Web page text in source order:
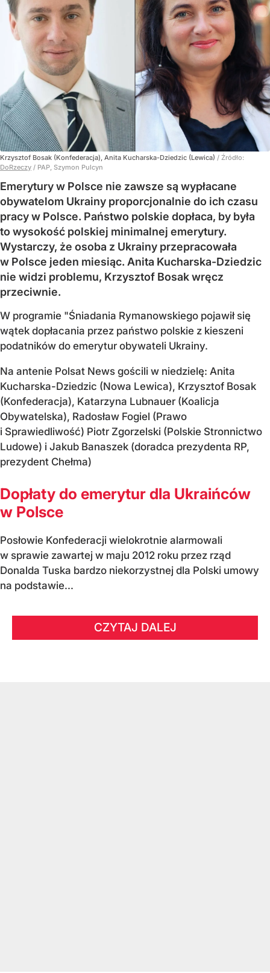
Krzysztof Bosak (Konfederacja), Anita Kucharska-Dziedzic (Lewica) / Źródło:
DoRzeczy / PAP, Szymon Pulcyn
Emerytury w Polsce nie zawsze są wypłacane
obywatelom Ukrainy proporcjonalnie do ich czasu
pracy w Polsce. Państwo polskie dopłaca, by była
to wysokość polskiej minimalnej emerytury.
Wystarczy, że osoba z Ukrainy przepracowała
w Polsce jeden miesiąc. Anita Kucharska-Dziedzic
nie widzi problemu, Krzysztof Bosak wręcz
przeciwnie.
W programie "Śniadania Rymanowskiego pojawił się
wątek dopłacania przez państwo polskie z kieszeni
podatników do emerytur obywateli Ukrainy.
Na antenie Polsat News gościli w niedzielę: Anita
Kucharska-Dziedzic (Nowa Lewica), Krzysztof Bosak
(Konfederacja), Katarzyna Lubnauer (Koalicja
Obywatelska), Radosław Fogiel (Prawo
i Sprawiedliwość) Piotr Zgorzelski (Polskie Stronnictwo
Ludowe) i Jakub Banaszek (doradca prezydenta RP,
prezydent Chełma)
Dopłaty do emerytur dla Ukraińców
w Polsce
Posłowie Konfederacji wielokrotnie alarmowali
w sprawie zawartej w maju 2012 roku przez rząd
Donalda Tuska bardzo niekorzystnej dla Polski umowy
na podstawie...
CZYTAJ DALEJ